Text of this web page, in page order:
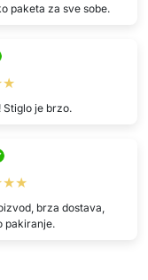
paketa za sve sobe.
Stiglo je brzo.
brza dostava,
pakiranje.